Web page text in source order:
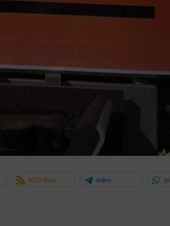
RSS-feed teilen